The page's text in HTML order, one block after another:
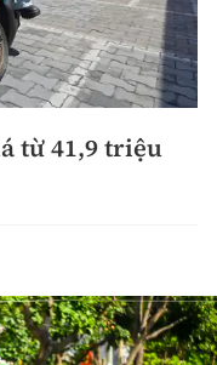
từ 41,9 triệu